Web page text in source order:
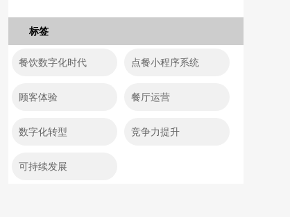
标签
餐饮数字化时代 点餐小程序系统
顾客体验 餐厅运营
数字化转型 竞争力提升
可持续发展